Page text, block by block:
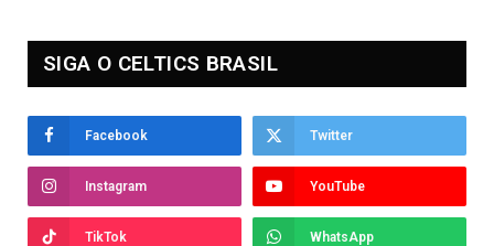
SIGA O CELTICS BRASIL
Facebook Twitter
Instagram YouTube
TikTok WhatsApp